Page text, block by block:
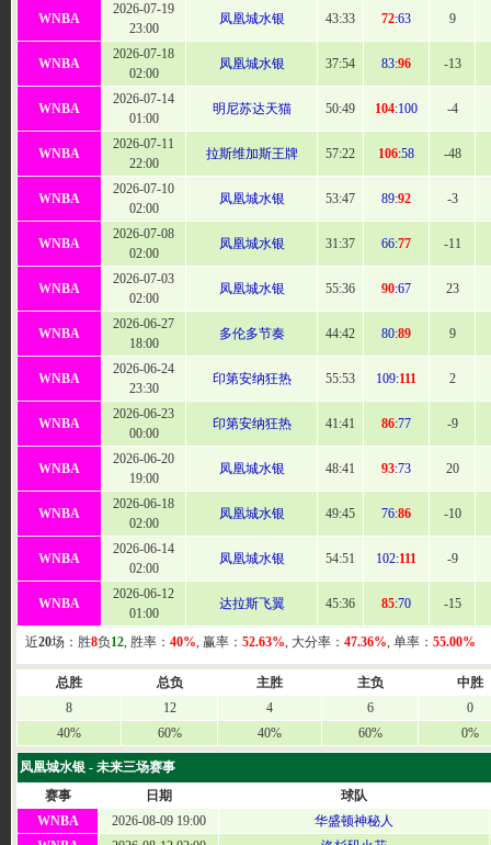
WNBA
2026-07-19
23:00
凤凰城水银 43:33 72:63 9
WNBA
2026-07-18
02:00
凤凰城水银 37:54 83:96 -13
WNBA
2026-07-14
01:00
明尼苏达天猫 50:49 104:100 -4
WNBA
2026-07-11
22:00
拉斯维加斯王牌 57:22 106:58 -48
WNBA
2026-07-10
02:00
凤凰城水银 53:47 89:92 -3
WNBA
2026-07-08
02:00
凤凰城水银 31:37 66:77 -11
WNBA
2026-07-03
02:00
凤凰城水银 55:36 90:67 23
WNBA
2026-06-27
18:00
多伦多节奏 44:42 80:89 9
WNBA
2026-06-24
23:30
印第安纳狂热 55:53 109:111 2
WNBA
2026-06-23
00:00
印第安纳狂热 41:41 86:77 -9
WNBA
2026-06-20
19:00
凤凰城水银 48:41 93:73 20
WNBA
2026-06-18
02:00
凤凰城水银 49:45 76:86 -10
WNBA
2026-06-14
02:00
凤凰城水银 54:51 102:111 -9
WNBA
2026-06-12
01:00
达拉斯飞翼 45:36 85:70 -15
近20场：胜8负12, 胜率： 40%, 赢率： 52.63%, 大分率： 47.36%, 单率： 55.00%
总胜 总负 主胜 主负
中胜
8
12 4 6
0
40%
60% 40% 60% 0%
凤凰城水银 - 未来三场赛事
赛事
日期
球队
WNBA
2026-08-09 19:00
华盛顿神秘人